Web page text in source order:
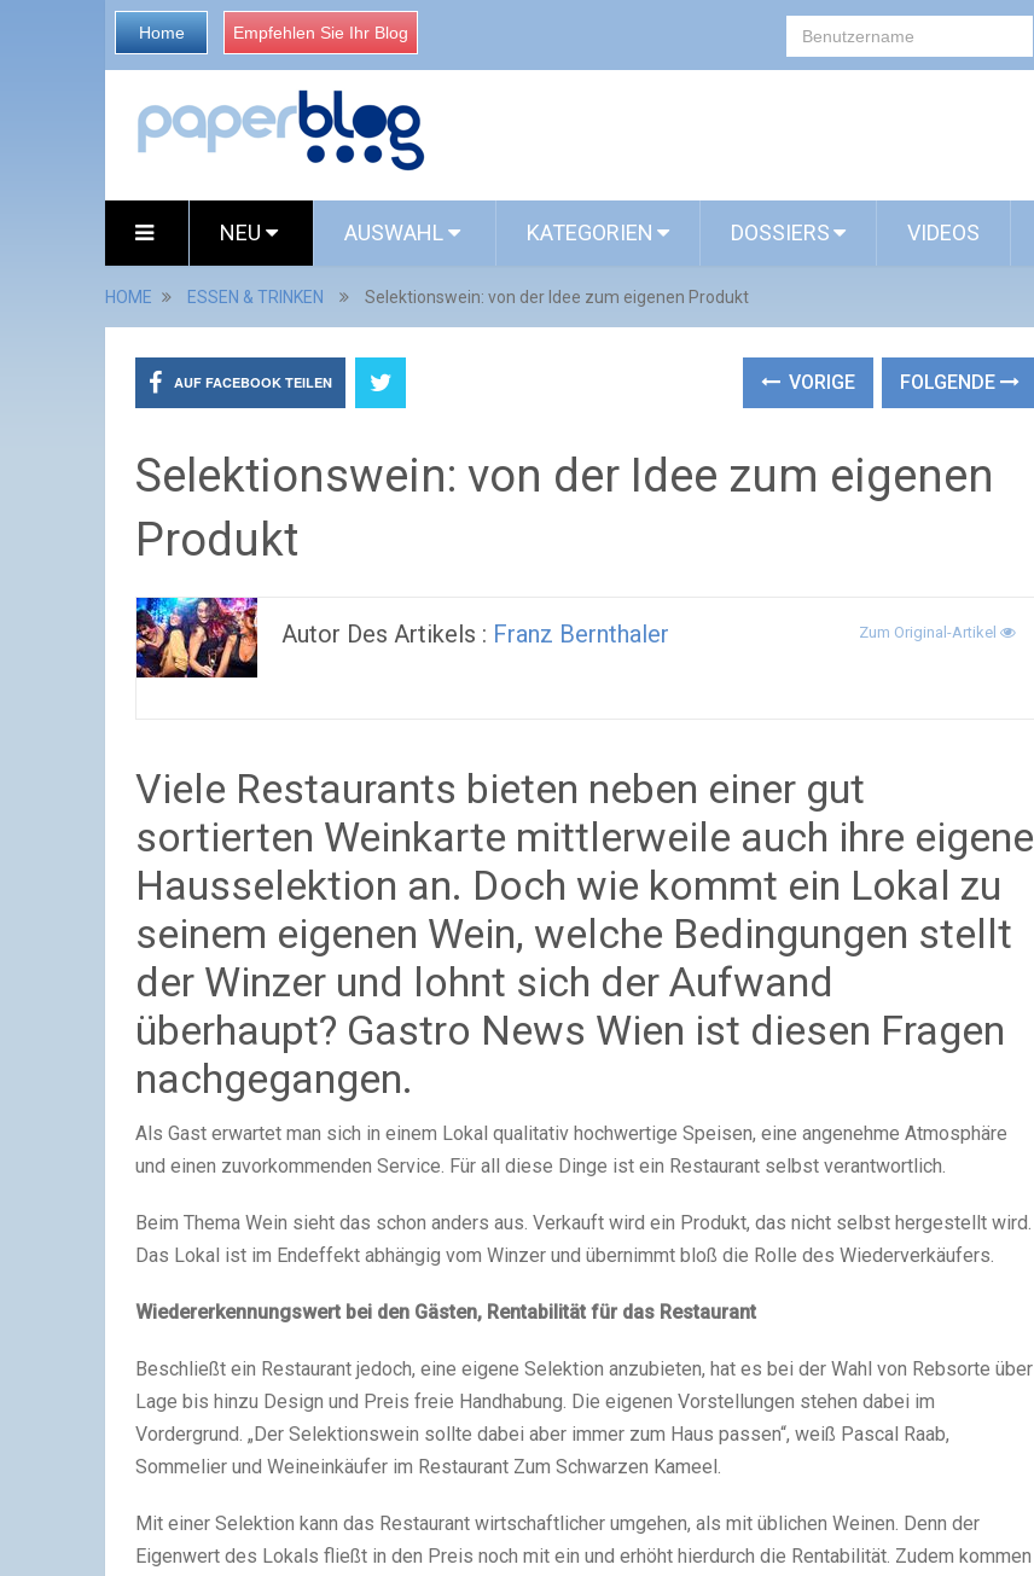
Home Empfehlen Sie Ihr Blog
NEU AUSWAHL KATEGORIEN DOSSIERS VIDEOS
HOME ESSEN & TRINKEN Selektionswein: von der Idee zum eigenen Produkt
AUF FACEBOOK TEILEN VORIGE FOLGENDE
Selektionswein: von der Idee zum eigenen
Produkt
Autor Des Artikels : Franz Bernthaler Zum Original-Artikel
Viele Restaurants bieten neben einer gut
sortierten Weinkarte mittlerweile auch ihre eigene
Hausselektion an. Doch wie kommt ein Lokal zu
seinem eigenen Wein, welche Bedingungen stellt
der Winzer und lohnt sich der Aufwand
überhaupt? Gastro News Wien ist diesen Fragen
nachgegangen.
Als Gast erwartet man sich in einem Lokal qualitativ hochwertige Speisen, eine angenehme Atmosphäre
und einen zuvorkommenden Service. Für all diese Dinge ist ein Restaurant selbst verantwortlich.
Beim Thema Wein sieht das schon anders aus. Verkauft wird ein Produkt, das nicht selbst hergestellt wird.
Das Lokal ist im Endeffekt abhängig vom Winzer und übernimmt bloß die Rolle des Wiederverkäufers.
Wiedererkennungswert bei den Gästen, Rentabilität für das Restaurant
Beschließt ein Restaurant jedoch, eine eigene Selektion anzubieten, hat es bei der Wahl von Rebsorte über
Lage bis hinzu Design und Preis freie Handhabung. Die eigenen Vorstellungen stehen dabei im
Vordergrund. „Der Selektionswein sollte dabei aber immer zum Haus passen“, weiß Pascal Raab,
Sommelier und Weineinkäufer im Restaurant Zum Schwarzen Kameel.
Mit einer Selektion kann das Restaurant wirtschaftlicher umgehen, als mit üblichen Weinen. Denn der
Eigenwert des Lokals fließt in den Preis noch mit ein und erhöht hierdurch die Rentabilität. Zudem kommen